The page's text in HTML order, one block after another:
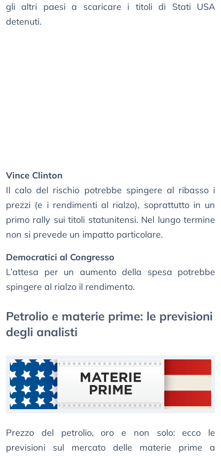
gli altri paesi a scaricare i titoli di Stati USA
detenuti.
Vince Clinton
Il calo del rischio potrebbe spingere al ribasso i
prezzi (e i rendimenti al rialzo), soprattutto in un
primo rally sui titoli statunitensi. Nel lungo termine
non si prevede un impatto particolare.
Democratici al Congresso
L’attesa per un aumento della spesa potrebbe
spingere al rialzo il rendimento.
Petrolio e materie prime: le previsioni
degli analisti
Prezzo del petrolio, oro e non solo: ecco le
previsioni sul mercato delle materie prime a